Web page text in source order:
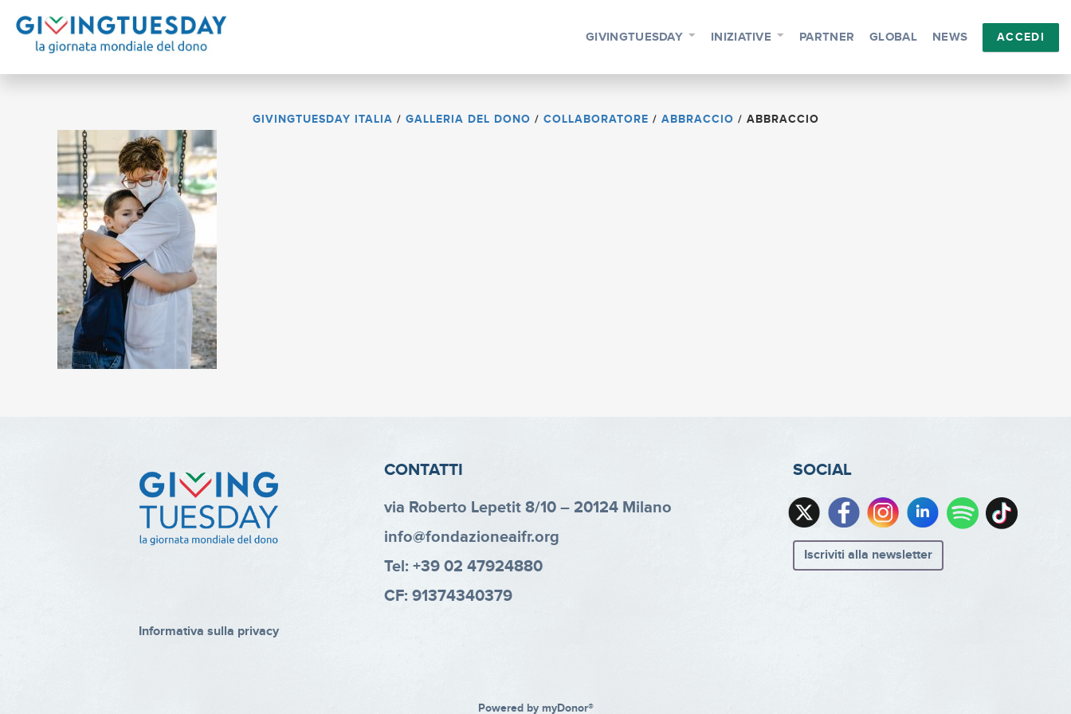
GIVINGTUESDAY INIZIATIVE PARTNER GLOBAL NEWS ACCEDI
GIVINGTUESDAY ITALIA / GALLERIA DEL DONO / COLLABORATORE / ABBRACCIO / ABBRACCIO
Informativa sulla privacy
CONTATTI
via Roberto Lepetit 8/10 – 20124 Milano
info@fondazioneaifr.org
Tel: +39 02 47924880
CF: 91374340379
SOCIAL
Iscriviti alla newsletter
Powered by myDonor®